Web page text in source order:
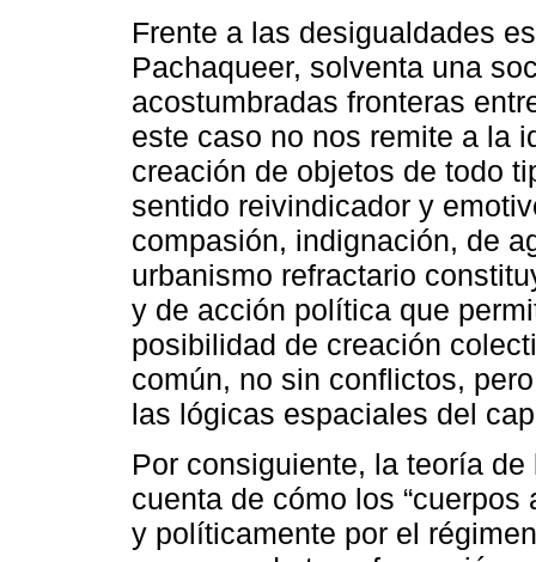
Frente a las desigualdades
Pachaqueer, solventa una
acostumbradas fronteras
este caso no nos remite a la
creación de objetos de todo
sentido reivindicador y
compasión, indignación, de
urbanismo refractario
y de acción política que
posibilidad de creación
común, no sin conflictos,
las lógicas espaciales del
Por consiguiente, la teoría
cuenta de cómo los
y políticamente por el